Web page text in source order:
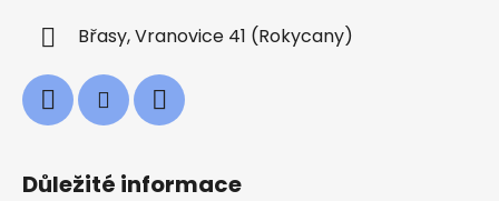
Břasy, Vranovice 41 (Rokycany)
Důležité informace